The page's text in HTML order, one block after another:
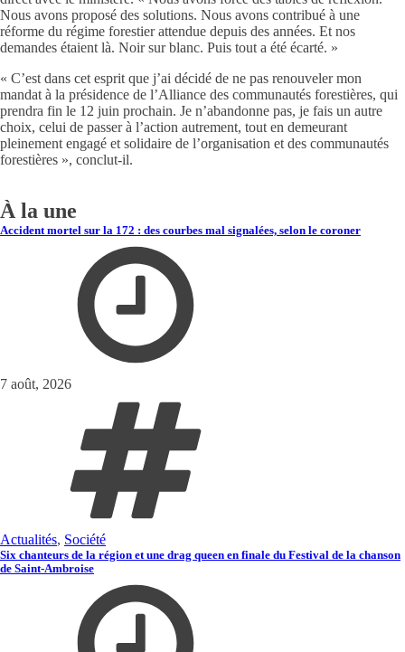
Nous avons proposé des solutions. Nous avons contribué à une
réforme du régime forestier attendue depuis des années. Et nos
demandes étaient là. Noir sur blanc. Puis tout a été écarté. »
« C’est dans cet esprit que j’ai décidé de ne pas renouveler mon
mandat à la présidence de l’Alliance des communautés forestières, qui
prendra fin le 12 juin prochain. Je n’abandonne pas, je fais un autre
choix, celui de passer à l’action autrement, tout en demeurant
pleinement engagé et solidaire de l’organisation et des communautés
forestières », conclut-il.
À la une
Accident mortel sur la 172 : des courbes mal signalées, selon le coroner
7 août, 2026
Actualités, Société
Six chanteurs de la région et une drag queen en finale du Festival de la chanson
de Saint-Ambroise